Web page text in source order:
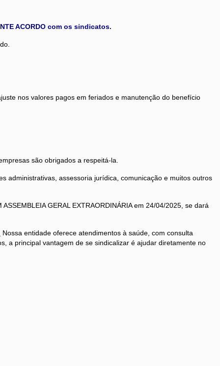
ACORDO com os sindicatos.
nos valores pagos em feriados e manutenção do benefício
são obrigados a respeitá-la.
administrativas, assessoria jurídica, comunicação e muitos outros
GERAL EXTRAORDINÁRIA em 24/04/2025, se dará
Nossa entidade oferece atendimentos à saúde, com consulta
a principal vantagem de se sindicalizar é ajudar diretamente no